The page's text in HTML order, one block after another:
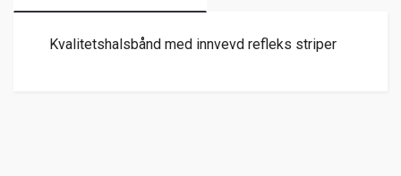
Kvalitetshalsbånd med innvevd refleks striper